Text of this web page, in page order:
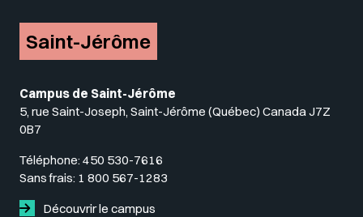
Saint-Jérôme
Campus de Saint-Jérôme
5, rue Saint-Joseph, Saint-Jérôme (Québec) Canada J7Z
0B7
Téléphone: 450 530-7616
Sans frais: 1 800 567-1283
Découvrir le campus